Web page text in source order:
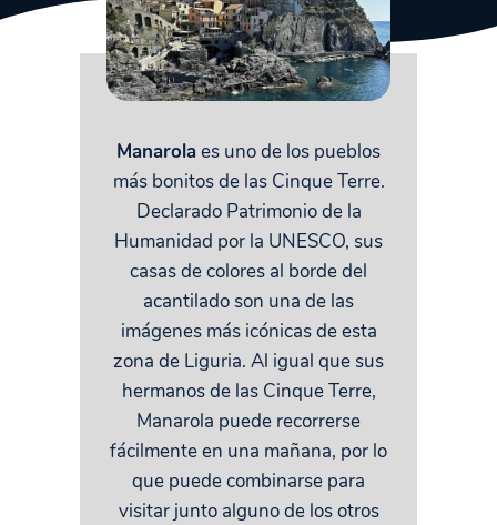
Manarolaes uno de los pueblos
más bonitos de las Cinque Terre.
Declarado Patrimonio de la
Humanidad por la UNESCO, sus
casas de colores al borde del
acantilado son una de las
imágenes más icónicas de esta
zona de Liguria. Al igual que sus
hermanos de las Cinque Terre,
Manarola puede recorrerse
fácilmente en una mañana, por lo
que puede combinarse para
visitar junto alguno de los otros